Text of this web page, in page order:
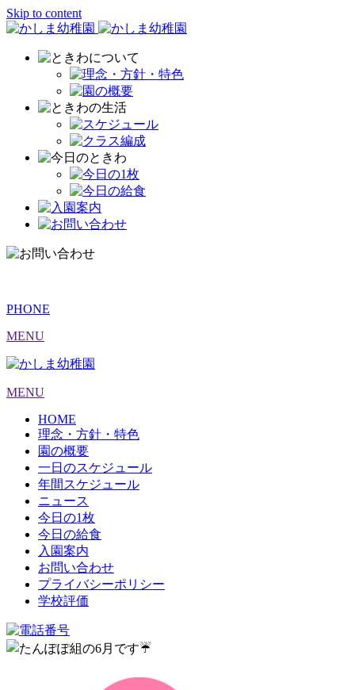
Skip to content
PHONE
MENU
MENU
HOME
理念・方針・特色
園の概要
一日のスケジュール
年間スケジュール
ニュース
今日の1枚
今日の給食
入園案内
お問い合わせ
プライバシーポリシー
学校評価